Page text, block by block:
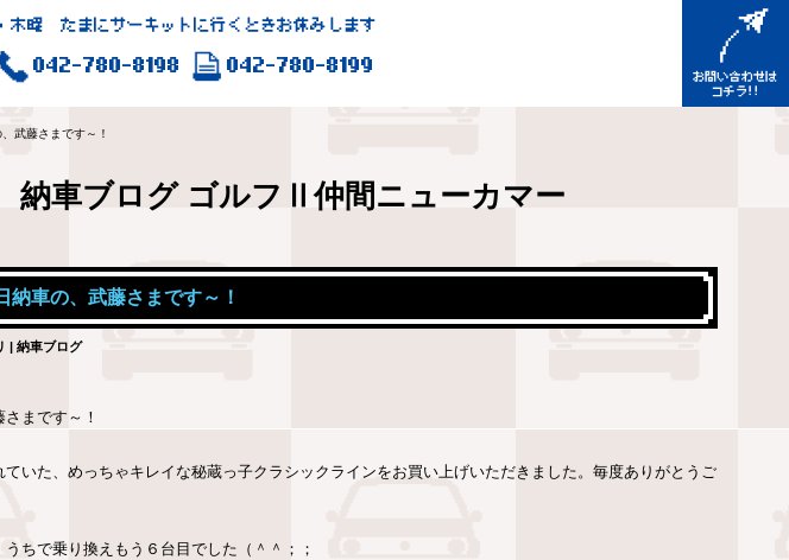
木曜 たまにサーキットに行くときお休みします
042-780-8198 042-780-8199
武藤さまです～！
納車ブログ ゴルフⅡ仲間ニューカマー
納車の、武藤さまです～！
| 納車ブログ
まです～！
ていた、めっちゃキレイな秘蔵っ子クラシックラインをお買い上げいただきました。毎度ありがとうご
ちで乗り換えもう６台目でした（＾＾；；